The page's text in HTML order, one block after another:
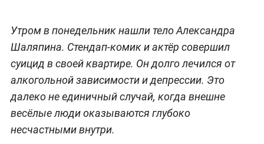
Утром в понедельник нашли тело Александра
Шаляпина. Стендап-комик и актёр совершил
суицид в своей квартире. Он долго лечился от
алкогольной зависимости и депрессии. Это
далеко не единичный случай, когда внешне
весёлые люди оказываются глубоко
несчастными внутри.